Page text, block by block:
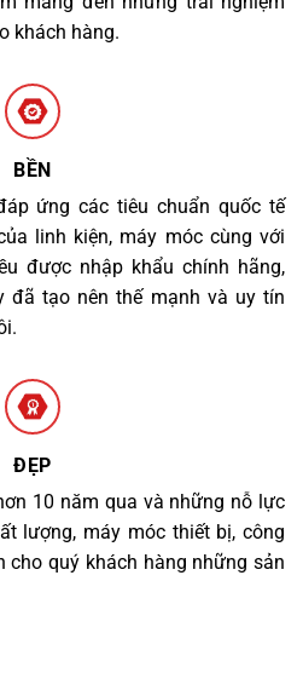
khách hàng.
BỀN
ứng các tiêu chuẩn quốc tế
linh kiện, máy móc cùng với
được nhập khẩu chính hãng,
đã tạo nên thế mạnh và uy tín
ĐẸP
10 năm qua và những nỗ lực
lượng, máy móc thiết bị, công
cho quý khách hàng những sản